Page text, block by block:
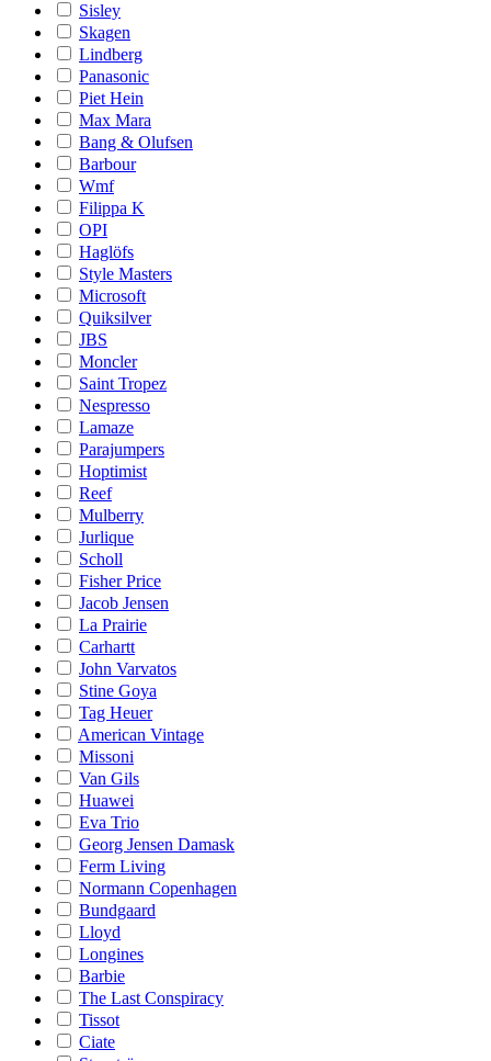
Sisley
Skagen
Lindberg
Panasonic
Piet Hein
Max Mara
Bang & Olufsen
Barbour
Wmf
Filippa K
OPI
Haglöfs
Style Masters
Microsoft
Quiksilver
JBS
Moncler
Saint Tropez
Nespresso
Lamaze
Parajumpers
Hoptimist
Reef
Mulberry
Jurlique
Scholl
Fisher Price
Jacob Jensen
La Prairie
Carhartt
John Varvatos
Stine Goya
Tag Heuer
American Vintage
Missoni
Van Gils
Huawei
Eva Trio
Georg Jensen Damask
Ferm Living
Normann Copenhagen
Bundgaard
Lloyd
Longines
Barbie
The Last Conspiracy
Tissot
Ciate